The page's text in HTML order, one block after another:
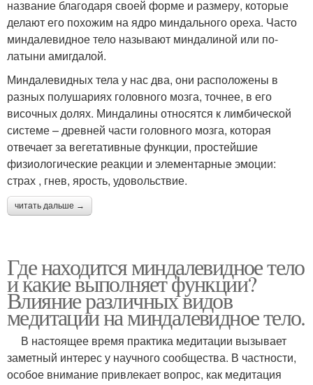
название благодаря своей форме и размеру, которые
делают его похожим на ядро миндального ореха. Часто
миндалевидное тело называют миндалиной или по-
латыни амигдалой.
Миндалевидных тела у нас два, они расположены в
разных полушариях головного мозга, точнее, в его
височных долях. Миндалины относятся к лимбической
системе – древней части головного мозга, которая
отвечает за вегетативные функции, простейшие
физиологические реакции и элементарные эмоции:
страх , гнев, ярость, удовольствие.
читать дальше →
Где находится миндалевидное тело
и какие выполняет функции?
Влияние различных видов
медитации на миндалевидное тело.
В настоящее время практика медитации вызывает
заметный интерес у научного сообщества. В частности,
особое внимание привлекает вопрос, как медитация